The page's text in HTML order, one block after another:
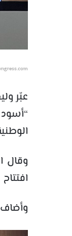
عبّر
وقال